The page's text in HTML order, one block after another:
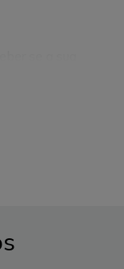
sido
bateria segue